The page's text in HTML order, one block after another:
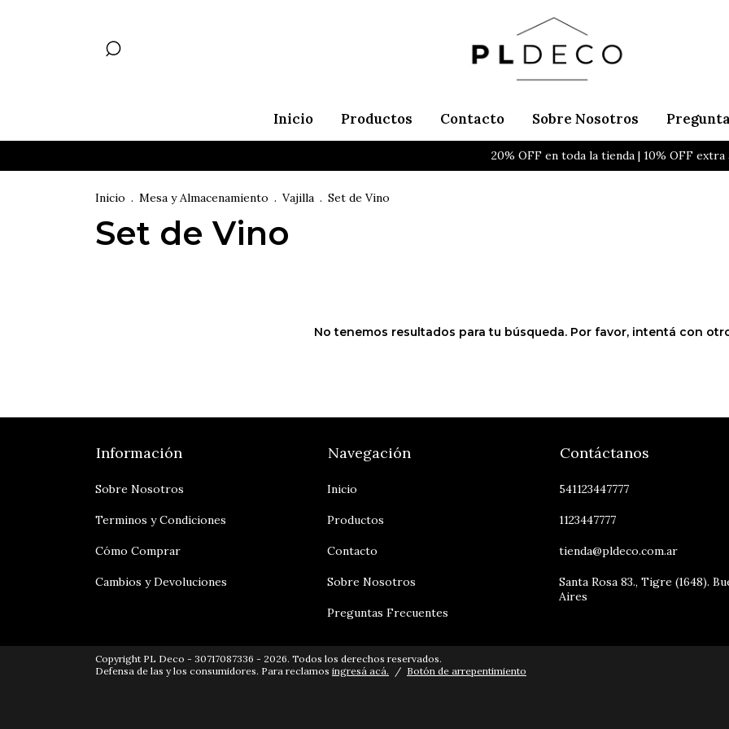
Inicio Productos Contacto Sobre Nosotros
20% OFF en toda la tienda | 10% OFF
Inicio . Mesa y Almacenamiento . Vajilla . Set de Vino
Set de Vino
No tenemos resultados para tu búsqueda. Por favor, intentá con
Información
Sobre Nosotros
Terminos y Condiciones
Cómo Comprar
Cambios y Devoluciones
Navegación
Inicio
Productos
Contacto
Sobre Nosotros
Preguntas Frecuentes
Contáctanos
541123447777
1123447777
tienda@pldeco.com.ar
Santa Rosa 83., Tigre (1648).
Aires
Copyright PL Deco - 30717087336 - 2026. Todos los derechos reservados.
Defensa de las y los consumidores. Para reclamos ingresá acá. / Botón de arrepentimiento